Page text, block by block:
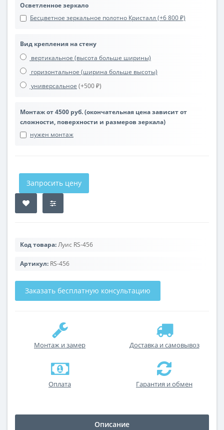
Осветленное зеркало
Бесцветное зеркальное полотно Кристалл (+6 800 ₽)
Вид крепления на стену
вертикальное (высота больше ширины)
горизонтальное (ширина больше высоты)
универсальное (+500 ₽)
Монтаж от 4500 руб. (окончательная цена зависит от
сложности, поверхности и размеров зеркала)
нужен монтаж
Запросить цену
Код товара:Луис RS-456
Артикул: RS-456
Заказать бесплатную консультацию
Монтаж и замер Доставка и самовывоз
Оплата Гарантия и обмен
Описание